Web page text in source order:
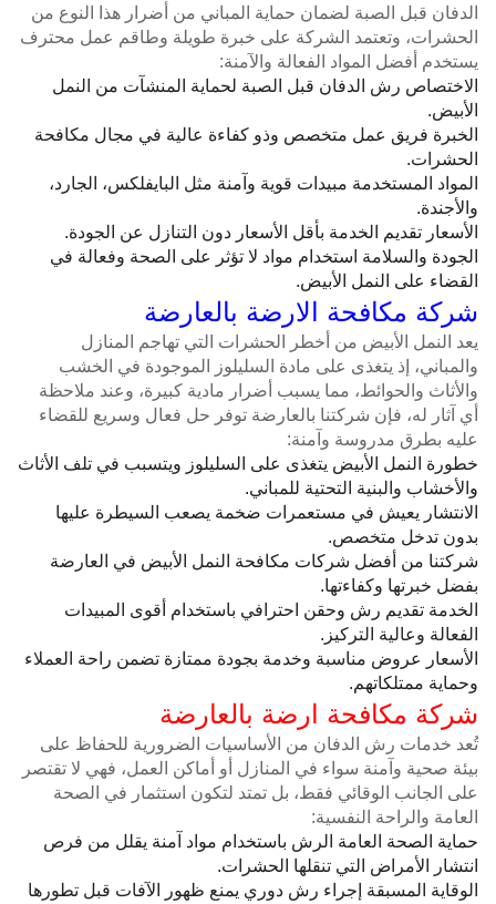
الدفان قبل الصبة لضمان حماية المباني من أضرار هذا النوع من
الحشرات، وتعتمد الشركة على خبرة طويلة وطاقم عمل محترف
يستخدم أفضل المواد الفعالة والآمنة:
الاختصاص رش الدفان قبل الصبة لحماية المنشآت من النمل
الأبيض.
الخبرة فريق عمل متخصص وذو كفاءة عالية في مجال مكافحة
الحشرات.
المواد المستخدمة مبيدات قوية وآمنة مثل البايفلكس، الجارد،
والأجندة.
الأسعار تقديم الخدمة بأقل الأسعار دون التنازل عن الجودة.
الجودة والسلامة استخدام مواد لا تؤثر على الصحة وفعالة في
القضاء على النمل الأبيض.
شركة مكافحة الارضة بالعارضة
يعد النمل الأبيض من أخطر الحشرات التي تهاجم المنازل
والمباني، إذ يتغذى على مادة السليلوز الموجودة في الخشب
والأثاث والحوائط، مما يسبب أضرار مادية كبيرة، وعند ملاحظة
أي آثار له، فإن شركتنا بالعارضة توفر حل فعال وسريع للقضاء
عليه بطرق مدروسة وآمنة:
خطورة النمل الأبيض يتغذى على السليلوز ويتسبب في تلف الأثاث
والأخشاب والبنية التحتية للمباني.
الانتشار يعيش في مستعمرات ضخمة يصعب السيطرة عليها
بدون تدخل متخصص.
شركتنا من أفضل شركات مكافحة النمل الأبيض في العارضة
بفضل خبرتها وكفاءتها.
الخدمة تقديم رش وحقن احترافي باستخدام أقوى المبيدات
الفعالة وعالية التركيز.
الأسعار عروض مناسبة وخدمة بجودة ممتازة تضمن راحة العملاء
وحماية ممتلكاتهم.
شركة مكافحة ارضة بالعارضة
تُعد خدمات رش الدفان من الأساسيات الضرورية للحفاظ على
بيئة صحية وآمنة سواء في المنازل أو أماكن العمل، فهي لا تقتصر
على الجانب الوقائي فقط، بل تمتد لتكون استثمار في الصحة
العامة والراحة النفسية:
حماية الصحة العامة الرش باستخدام مواد آمنة يقلل من فرص
انتشار الأمراض التي تنقلها الحشرات.
الوقاية المسبقة إجراء رش دوري يمنع ظهور الآفات قبل تطورها